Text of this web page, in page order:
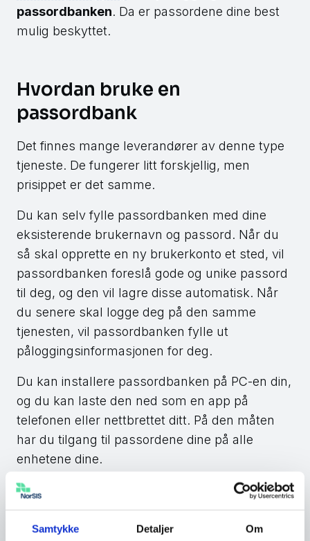
Samtykke Detaljer Om
passordbanken. Da er passordene dine best
mulig beskyttet.
Hvordan bruke en
passordbank
Det finnes mange leverandører av denne type
tjeneste. De fungerer litt forskjellig, men
prisippet er det samme.
Du kan selv fylle passordbanken med dine
eksisterende brukernavn og passord. Når du
så skal opprette en ny brukerkonto et sted, vil
passordbanken foreslå gode og unike passord
til deg, og den vil lagre disse automatisk. Når
du senere skal logge deg på den samme
tjenesten, vil passordbanken fylle ut
påloggingsinformasjonen for deg.
Du kan installere passordbanken på PC-en din,
og du kan laste den ned som en app på
telefonen eller nettbrettet ditt. På den måten
har du tilgang til passordene dine på alle
enhetene dine.
Trenger jeg en passordbank?